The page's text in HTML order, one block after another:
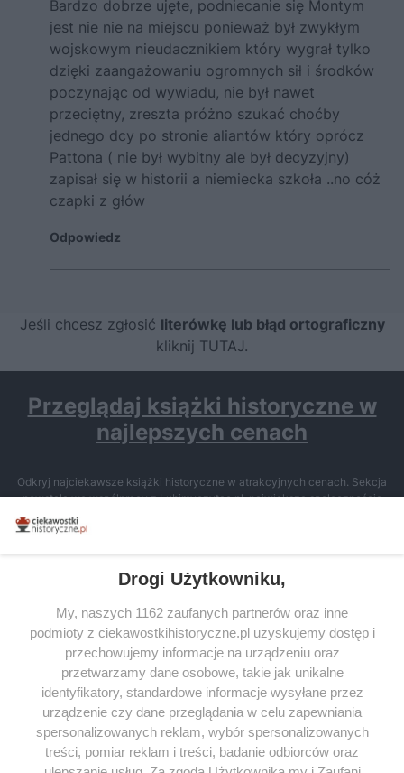
Bardzo dobrze ujęte, podniecanie się Montym
jest nie nie na miejscu ponieważ był zwykłym
wojskowym nieudacznikiem który wygrał tylko
dzięki zaangażowaniu ogromnych sił i środków
poczynając od wywiadu, nie był nawet
przeciętny, zreszta próżno szukać choćby
jednego dcy po stronie aliantów który oprócz
Pattona ( nie był wybitny ale był decyzyjny)
zapisał się w historii a niemiecka szkoła ..no cóż
czapki z głów
Odpowiedz
Jeśli chcesz zgłosić literówkę lub błąd ortograficzny
kliknij TUTAJ.
Przeglądaj książki historyczne w
najlepszych cenach
Odkryj najciekawsze książki historyczne w atrakcyjnych cenach. Sekcja
powstała we współpracy z Lubimyczytac.pl, największą społecznością
miłośników literatury w Polsce – dzięki temu możesz wybierać spośród
tytułów najwyżej ocenianych przez czytelników.
SERWIS
SPOŁECZNOŚĆ
WSPÓŁPRACA
KONTAKT
Drogi Użytkowniku,
My, naszych 1162 zaufanych partnerów oraz inne
podmioty z ciekawostkihistoryczne.pl uzyskujemy dostęp i
przechowujemy informacje na urządzeniu oraz
przetwarzamy dane osobowe, takie jak unikalne
identyfikatory, standardowe informacje wysyłane przez
urządzenie czy dane przeglądania w celu zapewniania
spersonalizowanych reklam, wybór spersonalizowanych
treści, pomiar reklam i treści, badanie odbiorców oraz